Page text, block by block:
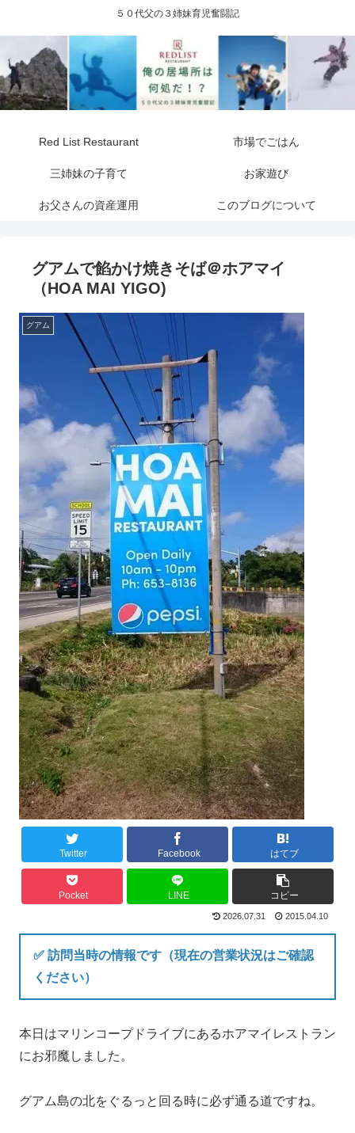
５０代父の３姉妹育児奮闘記
Red List Restaurant 市場でごはん
三姉妹の子育て お家遊び
お父さんの資産運用 このブログについて
グアムで餡かけ焼きそば＠ホアマイ
（HOA MAI YIGO)
グアム
Twitter Facebook はてブ
Pocket LINE コピー
2026.07.31 2015.04.10
✅ 訪問当時の情報です（現在の営業状況はご確認
ください）
本日はマリンコープドライブにあるホアマイレストラン
にお邪魔しました。
グアム島の北をぐるっと回る時に必ず通る道ですね。